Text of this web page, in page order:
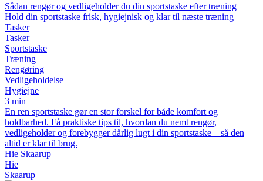
Sådan rengør og vedligeholder du din sportstaske efter træning
Hold din sportstaske frisk, hygiejnisk og klar til næste træning
Tasker
Tasker
Sportstaske
Træning
Rengøring
Vedligeholdelse
Hygiejne
3 min
En ren sportstaske gør en stor forskel for både komfort og
holdbarhed. Få praktiske tips til, hvordan du nemt rengør,
vedligeholder og forebygger dårlig lugt i din sportstaske – så den
altid er klar til brug.
Hie Skaarup
Hie
Skaarup